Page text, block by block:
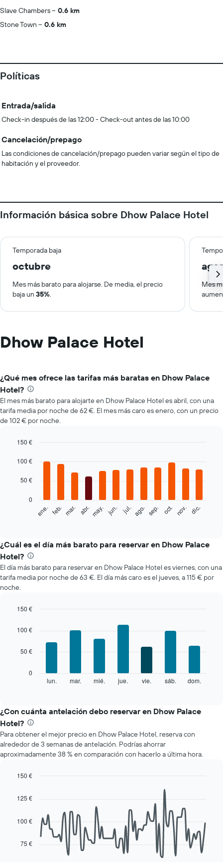
Slave Chambers
0.6 km
Stone Town
0.6 km
Políticas
Entrada/salida
Check-in después de las 12:00 - Check-out antes de las 10:00
Cancelación/prepago
Las condiciones de cancelación/prepago pueden variar según el tipo de
habitación y el proveedor.
Información básica sobre Dhow Palace Hotel
Temporada baja
octubre
Mes más barato para alojarse. De media, el precio
baja un 35%.
Mes
Dhow Palace Hotel
¿Qué mes ofrece las tarifas más baratas en Dhow Palace
Hotel?
El mes más barato para alojarte en Dhow Palace Hotel es abril, con una
tarifa media por noche de 62 €. El mes más caro es enero, con un precio
de 102 € por noche.
chart
bars.
siguiente
el
precio
medio
de
una
habitación
mes
gráfico
eje
El
gráfico
muestra
1
eje
indica
precio
de
una
habitación
graphic.
ene. feb. mar. abr. may. jun. jul. ago. sep. oct. nov. dic.
0
50 €
100 €
150 €
¿Cuál es el día más barato para reservar en Dhow Palace
Hotel?
El día más barato para reservar en Dhow Palace Hotel es viernes, con una
tarifa media por noche de 63 €. El día más caro es el jueves, a 115 € por
noche.
chart
bars.
el
precio
medio
de
una
habitación
día
la
semana
gráfico
muestra
graphic.
lun. mar. mié. jue. vie. sáb. dom.
0
50 €
100 €
150 €
¿Con cuánta antelación debo reservar en Dhow Palace
Hotel?
Para obtener el mejor precio en Dhow Palace Hotel, reserva con
alrededor de 3 semanas de antelación. Podrías ahorrar
aproximadamente 38 % en comparación con hacerlo a última hora.
with
data
points.
75 €
100 €
125 €
150 €